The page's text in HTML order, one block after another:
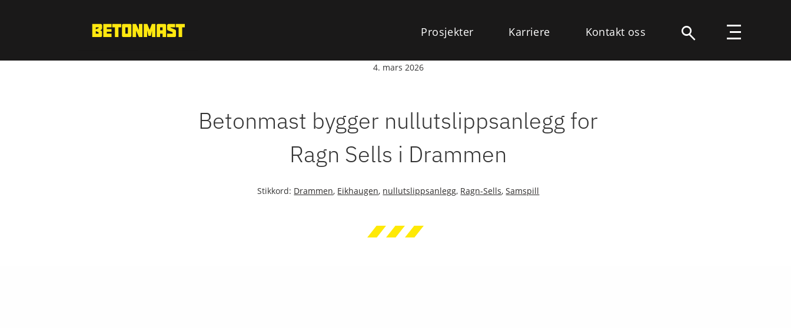
Prosjekter Karriere Kontakt oss
4. mars 2026
Betonmast bygger nullutslippsanlegg for
Ragn Sells i Drammen
Stikkord: Drammen, Eikhaugen, nullutslippsanlegg, Ragn-Sells,Samspill